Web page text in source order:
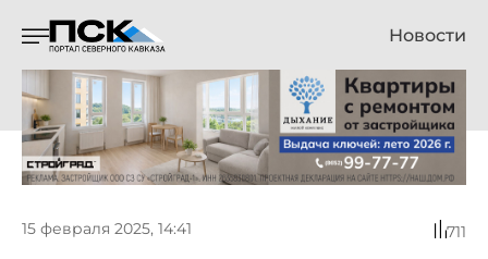
Новости
15 февраля 2025, 14:41 711